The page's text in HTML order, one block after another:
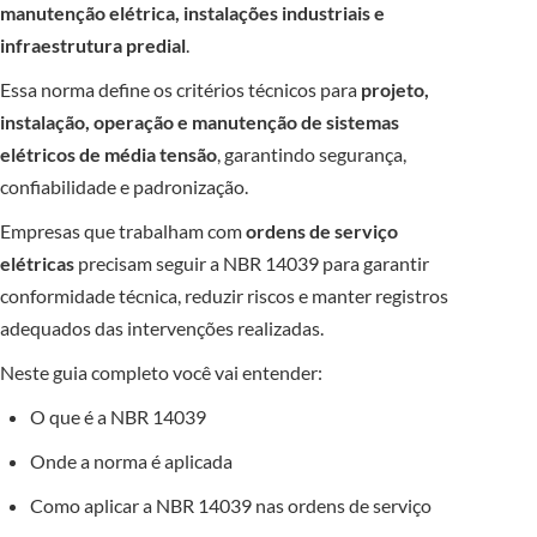
manutenção elétrica, instalações industriais e
infraestrutura predial.
Essa norma define os critérios técnicos para projeto,
instalação, operação e manutenção de sistemas
elétricos de média tensão, garantindo segurança,
confiabilidade e padronização.
Empresas que trabalham comordens de serviço
elétricas precisam seguir a NBR 14039 para garantir
conformidade técnica, reduzir riscos e manter registros
adequados das intervenções realizadas.
Neste guia completo você vai entender:
O que é a NBR 14039
Onde a norma é aplicada
Como aplicar a NBR 14039 nas ordens de serviço